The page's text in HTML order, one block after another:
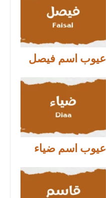
عيوب اسم فيصل
عيوب اسم ضياء